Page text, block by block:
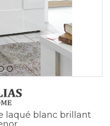
laqué blanc brillant